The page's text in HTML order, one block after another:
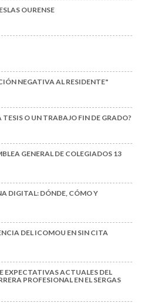
OURENSE
NEGATIVA AL RESIDENTE"
O UN TRABAJO FIN DE GRADO?
GENERAL DE COLEGIADOS 13
DIGITAL: DÓNDE, CÓMO Y
DEL ICOMOU EN SIN CITA
EXPECTATIVAS ACTUALES DEL
PROFESIONAL EN EL SERGAS